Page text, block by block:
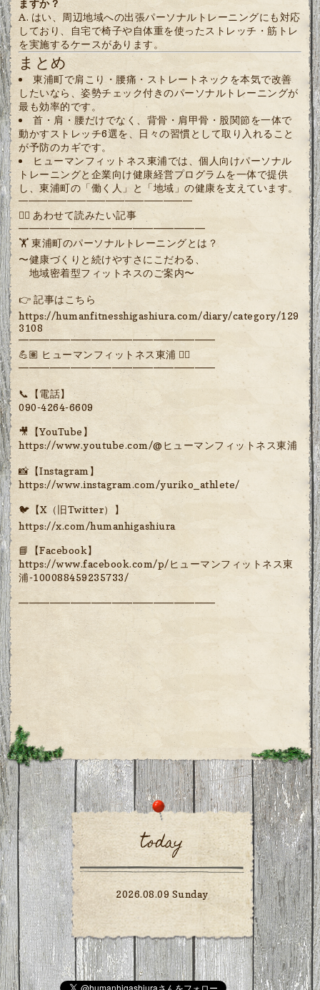
ますか？
A. はい、周辺地域への出張パーソナルトレーニングにも対応
しており、自宅で椅子や自体重を使ったストレッチ・筋トレ
を実施するケースがあります。
まとめ
東浦町で肩こり・腰痛・ストレートネックを本気で改善
したいなら、姿勢チェック付きのパーソナルトレーニングが
最も効率的です。
首・肩・腰だけでなく、背骨・肩甲骨・股関節を一体で
動かすストレッチ6選を、日々の習慣として取り入れること
が予防のカギです。
ヒューマンフィットネス東浦では、個人向けパーソナル
トレーニングと企業向け健康経営プログラムを一体で提供
し、東浦町の「働く人」と「地域」の健康を支えています。
━━━━━━━━━━━━━━━━━━
🏋️‍♂️ あわせて読みたい記事
━━━━━━━━━━━━━━━━━━
🏋️ 東浦町のパーソナルトレーニングとは？
〜健康づくりと続けやすさにこだわる、
地域密着型フィットネスのご案内〜
👉 記事はこちら
https://humanfitnesshigashiura.com/diary/category/129
3108
━━━━━━━━━━━━━━━━━━━
💪🏽 ヒューマンフィットネス東浦 🏋️‍♀️
━━━━━━━━━━━━━━━━━━━
📞【電話】
090-4264-6609
🎥【YouTube】
https://www.youtube.com/@ヒューマンフィットネス東浦
📸【Instagram】
https://www.instagram.com/yuriko_athlete/
🐦【X（旧Twitter）】
https://x.com/humanhigashiura
📘【Facebook】
https://www.facebook.com/p/ヒューマンフィットネス東
浦-100088459235733/
━━━━━━━━━━━━━━━━━━━
today
2026.08.09 Sunday